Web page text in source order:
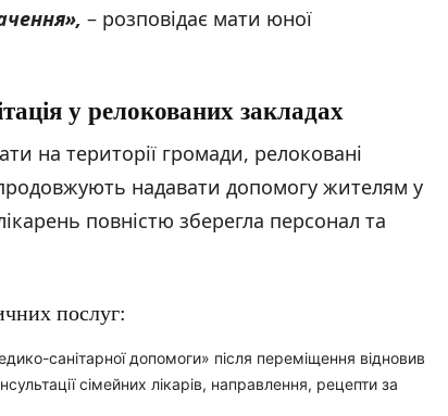
– розповідає мати юної
у релокованих закладах
на території громади, релоковані
надавати допомогу жителям у
повністю зберегла персонал та
послуг:
санітарної допомоги» після переміщення відновив
сімейних лікарів, направлення, рецепти за